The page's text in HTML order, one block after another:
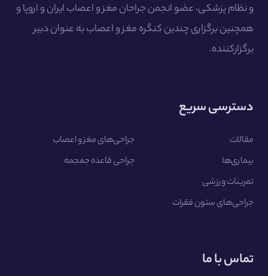
و نظام پزشکی، عضو انجمن جراحان مغز و اعصاب ایران و اروپا و
همچنین برگزاری چندین کنگره مغز و اعصاب به عنوان دبیر
برگزارکننده.
دسترسی سریع
مقالات
بیماری‌ها
تمرینات ورزشی
جراحی‌های ستون فقرات
جراحی‌های مغز و اعصاب
جراحی قاعده جمجمه
تماس با ما